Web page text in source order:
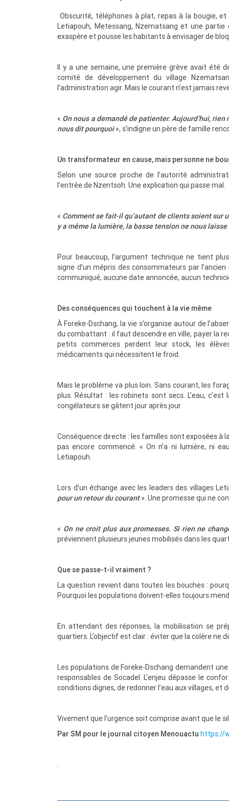
Obscurité, téléphones à plat, repas à la bougie,
Letiapouh, Metessang, Nzematsang et une
exaspère et pousse les habitants à envisager de
Il y a une semaine, une première grève avait été
comité de développement du village
l’administration agir. Mais le courant n’est jamais
« On nous a demandé de patienter. Aujourd’hui,
nous dit pourquoi», s’indigne un père de famille
Un transformateur en cause, mais personne ne
Selon une source proche de l’autorité
l’entrée de Nzentsoh. Une explication qui passe mal.
« Comment se fait-il qu’autant de clients soient sur
y a même la lumière, la basse tension ne nous
Pour beaucoup, l’argument technique ne tient
signe d’un mépris des consommateurs par
communiqué, aucune date annoncée, aucun
Des conséquences qui touchent à la vie même
À Foreke-Dschang, la vie s’organise autour de
du combattant : il faut descendre en ville, payer la
petits commerces perdent leur stock, les
médicaments qui nécessitent le froid.
Mais le problème va plus loin. Sans courant, les
plus. Résultat : les robinets sont secs. L’eau,
congélateurs se gâtent jour après jour.
Conséquence directe : les familles sont exposées à
pas encore commencé. « On n’a ni lumière, ni
Letiapouh.
Lors d’un échange avec les leaders des villages
pour un retour du courant». Une promesse qui ne
« On ne croit plus aux promesses. Si rien ne
préviennent plusieurs jeunes mobilisés dans les
Que se passe-t-il vraiment ?
La question revient dans toutes les bouches :
Pourquoi les populations doivent-elles toujours
En attendant des réponses, la mobilisation se
quartiers. L’objectif est clair : éviter que la colère ne
Les populations de Foreke-Dschang demandent
responsables de Socadel. L’enjeu dépasse le
conditions dignes, de redonner l’eau aux villages, et
Vivement que l’urgence soit comprise avant que le
Par SM pour le journal citoyen Menouactu https://
.